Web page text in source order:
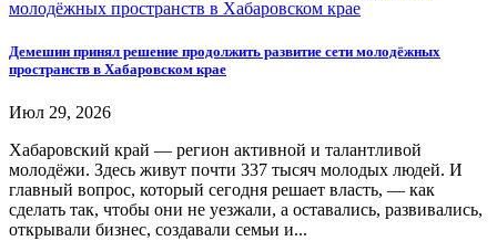
Демешин принял решение продолжить развитие сети молодёжных
пространств в Хабаровском крае
Июл 29, 2026
Хабаровский край — регион активной и талантливой
молодёжи. Здесь живут почти 337 тысяч молодых людей. И
главный вопрос, который сегодня решает власть, — как
сделать так, чтобы они не уезжали, а оставались, развивались,
открывали бизнес, создавали семьи и...